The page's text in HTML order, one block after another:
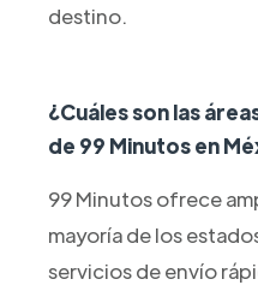
destino.
¿Cuáles son las
de 99 Minutos en
99 Minutos ofrece
mayoría de los
servicios de envío